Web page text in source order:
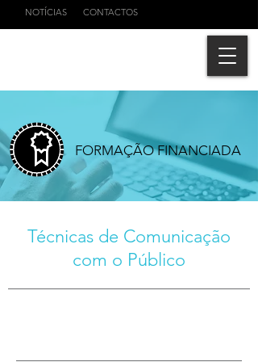
NOTÍCIAS CONTACTOS
FORMAÇÃO FINANCIADA
Técnicas de Comunicação
com o Público